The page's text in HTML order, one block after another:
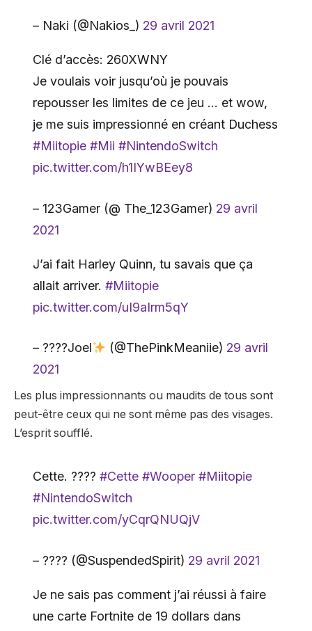
– Naki (@Nakios_) 29 avril 2021
Clé d’accès: 260XWNY
Je voulais voir jusqu’où je pouvais
repousser les limites de ce jeu … et wow,
je me suis impressionné en créant Duchess
#Miitopie #Mii #NintendoSwitch
pic.twitter.com/h1IYwBEey8
– 123Gamer (@ The_123Gamer) 29 avril
2021
J’ai fait Harley Quinn, tu savais que ça
allait arriver. #Miitopie
pic.twitter.com/uI9aIrm5qY
– ????Joel (@ThePinkMeaniie) 29 avril
2021
Les plus impressionnants ou maudits de tous sont
peut-être ceux qui ne sont même pas des visages.
L’esprit soufflé.
Cette. ???? #Cette #Wooper #Miitopie
#NintendoSwitch
pic.twitter.com/yCqrQNUQjV
– ???? (@SuspendedSpirit) 29 avril 2021
Je ne sais pas comment j’ai réussi à faire
une carte Fortnite de 19 dollars dans